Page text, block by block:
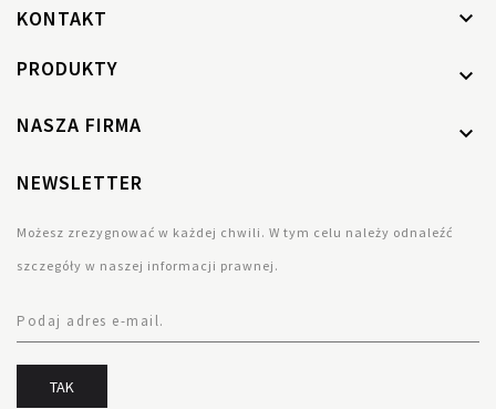
KONTAKT 
PRODUKTY 
NASZA FIRMA 
NEWSLETTER
Możesz zrezygnować w każdej chwili. W tym celu należy odnaleźć
szczegóły w naszej informacji prawnej.